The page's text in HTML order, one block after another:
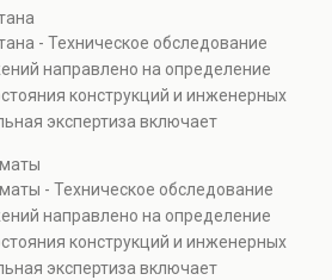
при
и
эксплуатации объектов.
эксплуатационной безопасности.
при покупке недвижимости,
и реконструкции объектов, а
разбирательствах и технических
- Техническое обследование
направлено на определение
конструкций и инженерных
экспертиза включает
эксплуатационной безопасности.
при покупке недвижимости,
и реконструкции объектов, а
разбирательствах и технических
- Техническое обследование
направлено на определение
конструкций и инженерных
экспертиза включает